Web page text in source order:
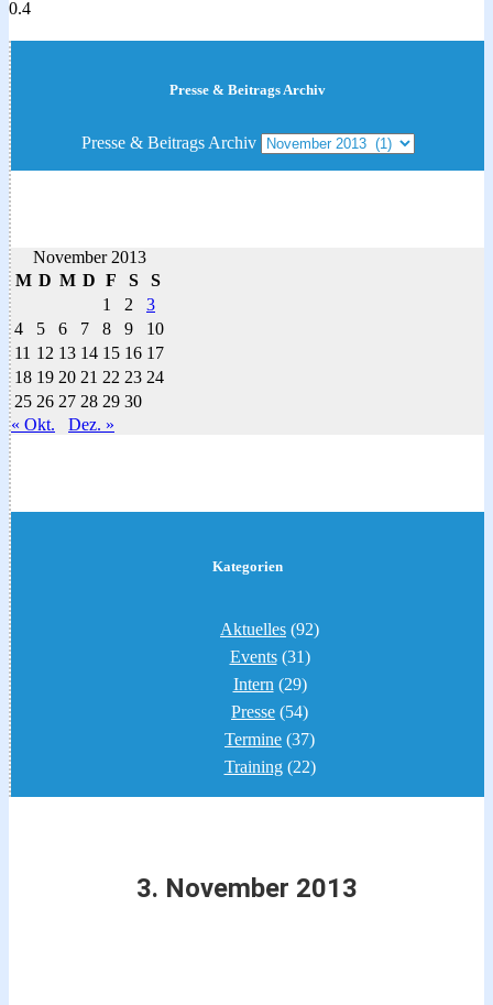
Presse & Beitrags Archiv
Presse & Beitrags Archiv
November 2013
M D M D F S
S
1
2
3
4
5 6 7 8 9
10
11 12 13 14 15 16 17
18 19 20 21 22 23 24
25 26 27 28 29 30
« Okt.
Dez. »
Kategorien
Aktuelles (92)
Events(31)
Intern (29)
Presse (54)
Termine (37)
Training(22)
3. November 2013